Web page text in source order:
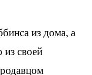
из дома, а
из своей